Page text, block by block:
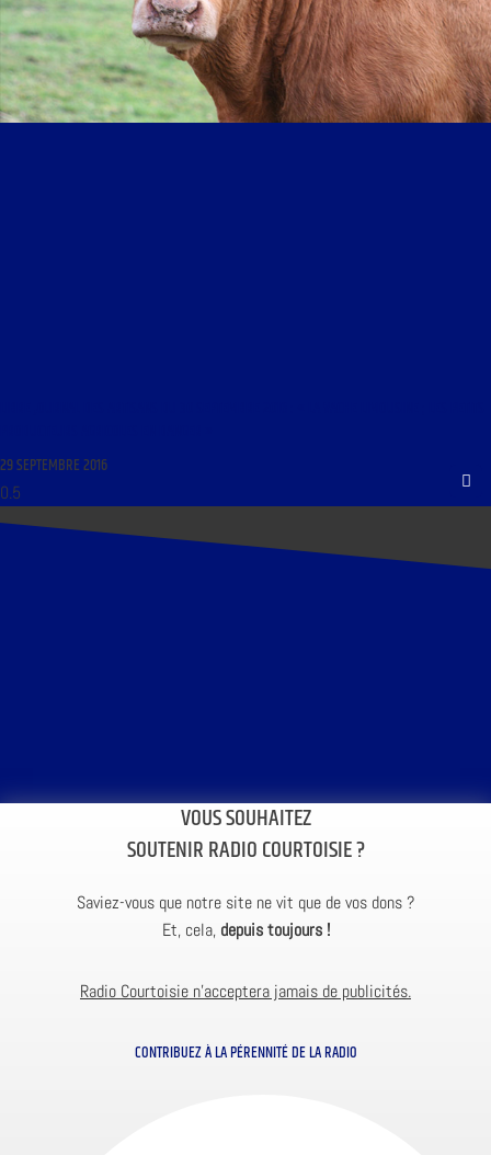
29 SEPTEMBRE 2016
VOUS SOUHAITEZ
SOUTENIR RADIO COURTOISIE ?
Saviez-vous que notre site ne vit que de vos dons ?
Et, cela, depuis toujours !
Radio Courtoisie n’acceptera jamais de publicités.
CONTRIBUEZ À LA PÉRENNITÉ DE LA RADIO